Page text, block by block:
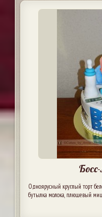
Одноярусный круглый торт
бутылка молока, плюшевый